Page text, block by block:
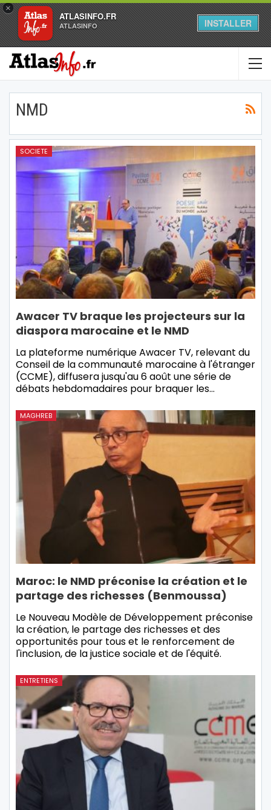
×
ATLASINFO.FR
ATLASINFO INSTALLER
NMD
SOCIETE
Awacer TV braque les projecteurs sur la
diaspora marocaine et le NMD
La plateforme numérique Awacer TV, relevant du
Conseil de la communauté marocaine à l'étranger
(CCME), diffusera jusqu'au 6 août une série de
débats hebdomadaires pour braquer les…
MAGHREB
Maroc: le NMD préconise la création et le
partage des richesses (Benmoussa)
Le Nouveau Modèle de Développement préconise
la création, le partage des richesses et des
opportunités pour tous et le renforcement de
l'inclusion, de la justice sociale et de l'équité.
ENTRETIENS